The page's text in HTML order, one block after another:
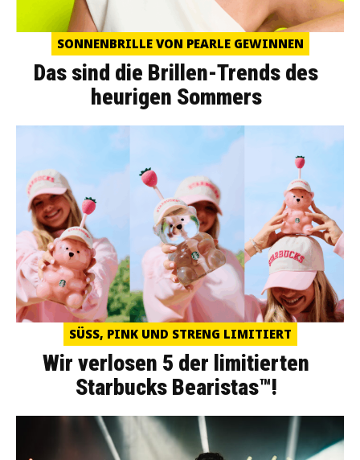
SONNENBRILLE VON PEARLE GEWINNEN
Das sind die Brillen-Trends des
heurigen Sommers
SÜSS, PINK UND STRENG LIMITIERT
Wir verlosen 5 der limitierten
Starbucks Bearistas™!